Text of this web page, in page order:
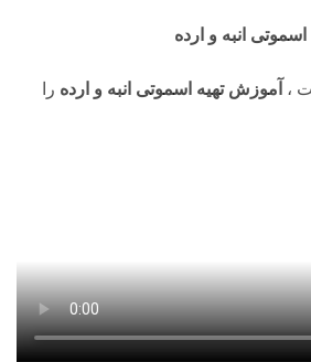
انبه و ارده
، آموزش تهیه اسموتی انبه و ارده را